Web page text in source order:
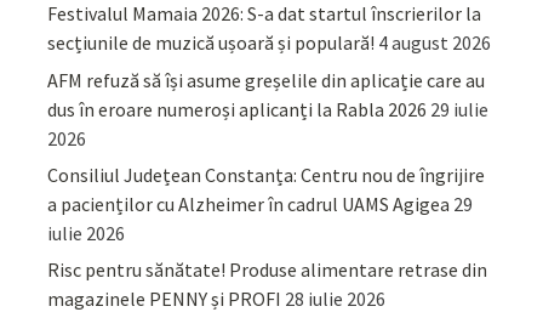
Festivalul Mamaia 2026: S-a dat startul înscrierilor la
secțiunile de muzică ușoară și populară! 4 august 2026
AFM refuză să își asume greșelile din aplicație care au
dus în eroare numeroși aplicanți la Rabla 2026 29 iulie
2026
Consiliul Județean Constanța: Centru nou de îngrijire
a pacienților cu Alzheimer în cadrul UAMS Agigea 29
iulie 2026
Risc pentru sănătate! Produse alimentare retrase din
magazinele PENNY și PROFI 28 iulie 2026